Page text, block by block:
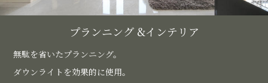
プランニング&インテリア
無駄を省いたプランニング。
ダウンライトを効果的に使用。